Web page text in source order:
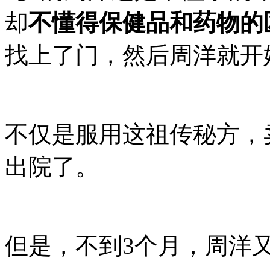
却不懂得保健品和药物的
找上了门，然后周洋就
不仅是服用这祖传秘方
出院了。
但是，不到3个月，周洋